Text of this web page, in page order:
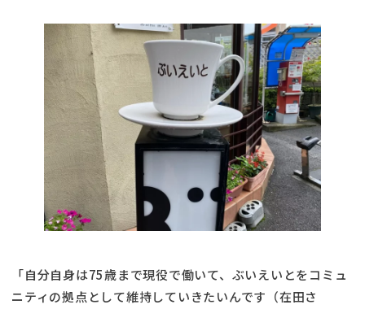
「自分自身は75歳まで現役で働いて、ぶいえいとをコミュ
ニティの拠点として維持していきたいんです（在田さ